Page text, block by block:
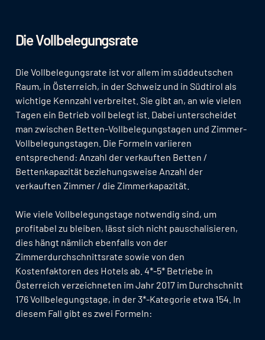
Die Vollbelegungsrate
Die Vollbelegungsrate ist vor allem im süddeutschen
Raum, in Österreich, in der Schweiz und in Südtirol als
wichtige Kennzahl verbreitet. Sie gibt an, an wie vielen
Tagen ein Betrieb voll belegt ist. Dabei unterscheidet
man zwischen Betten-Vollbelegungstagen und Zimmer-
Vollbelegungstagen. Die Formeln variieren
entsprechend: Anzahl der verkauften Betten /
Bettenkapazität beziehungsweise Anzahl der
verkauften Zimmer / die Zimmerkapazität.
Wie viele Vollbelegungstage notwendig sind, um
profitabel zu bleiben, lässt sich nicht pauschalisieren,
dies hängt nämlich ebenfalls von der
Zimmerdurchschnittsrate sowie von den
Kostenfaktoren des Hotels ab. 4*-5* Betriebe in
Österreich verzeichneten im Jahr 2017 im Durchschnitt
176 Vollbelegungstage, in der 3*-Kategorie etwa 154. In
diesem Fall gibt es zwei Formeln: